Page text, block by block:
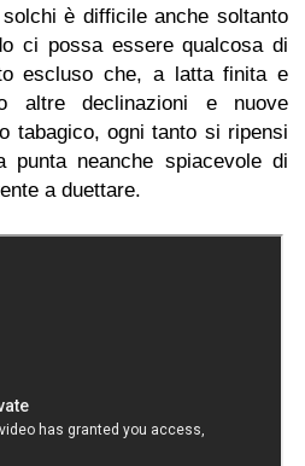
è difficile anche soltanto
ci possa essere qualcosa di
escluso che, a latta finita e
altre declinazioni e nuove
tabagico, ogni tanto si ripensi
punta neanche spiacevole di
a duettare.